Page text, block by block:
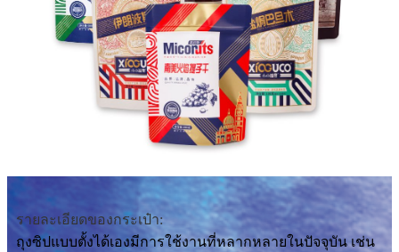
รายละเอียดของกระเป๋า:
ถุงซิปแบบตั้งได้เองมีการใช้งานที่หลากหลายในปัจจุบัน เช่น